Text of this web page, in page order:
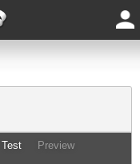
Test Preview